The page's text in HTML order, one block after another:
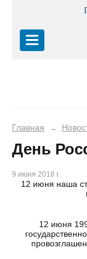
Главная →
День
9 июня 2018 г.
12 июня наша
12 июня